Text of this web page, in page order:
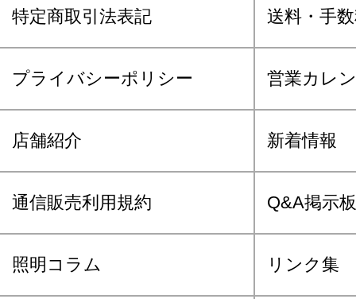
特定商取引法表記 送料・手
プライバシーポリシー 営業カレ
店舗紹介 新着情報
通信販売利用規約 Q&A掲示板
照明コラム リンク集